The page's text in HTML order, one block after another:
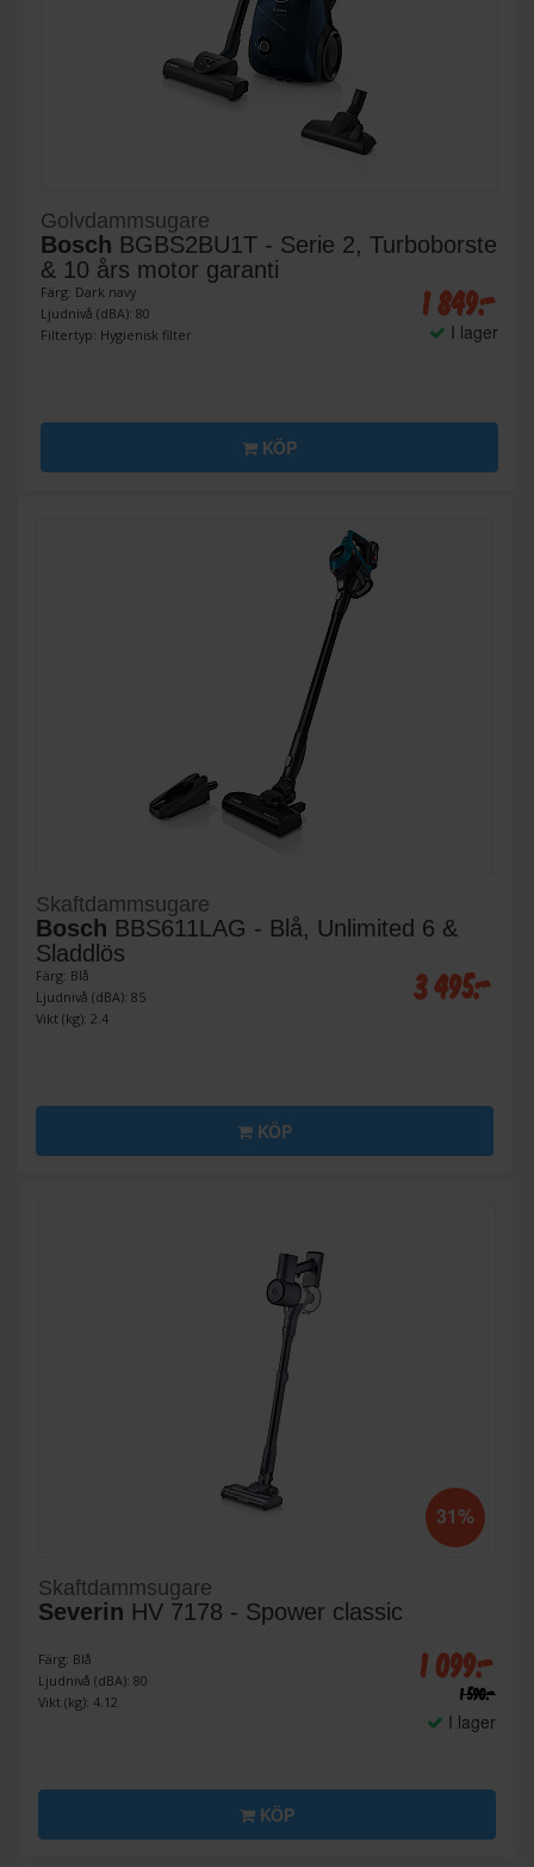
Golvdammsugare
Bosch BGBS2BU1T - Serie 2, Turboborste
& 10 års motor garanti
Färg: Dark navy
Ljudnivå (dBA): 80
Filtertyp: Hygienisk filter
1 849:-
I lager
KÖP
Skaftdammsugare
Bosch BBS611LAG - Blå, Unlimited 6 &
Sladdlös
Färg: Blå
Ljudnivå (dBA): 85
Vikt (kg): 2.4
3 495:-
KÖP
31%
Skaftdammsugare
Severin HV 7178 - Spower classic
Färg: Blå
Ljudnivå (dBA): 80
Vikt (kg): 4.12
1 099:-
1 590:-
I lager
KÖP